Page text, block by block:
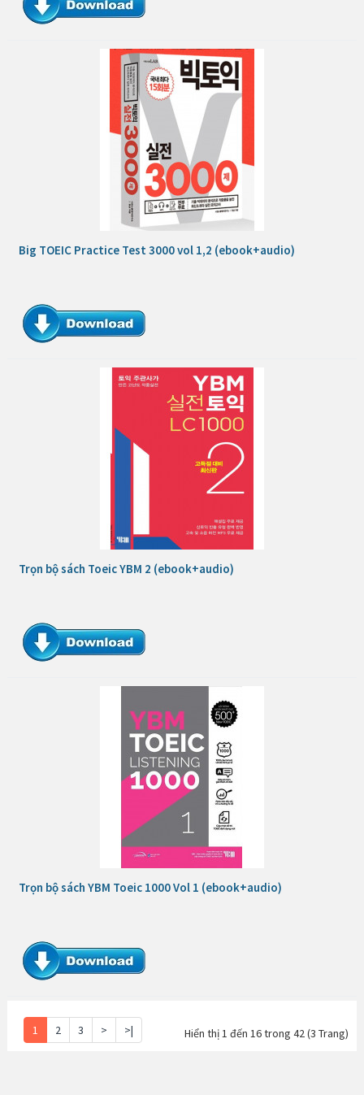
Big TOEIC Practice Test 3000 vol 1,2 (ebook+audio)
Trọn bộ sách Toeic YBM 2 (ebook+audio)
Trọn bộ sách YBM Toeic 1000 Vol 1 (ebook+audio)
1 2 3 > >| Hiển thị 1 đến 16 trong 42 (3 Trang)